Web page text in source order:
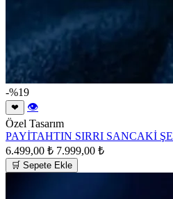
-%19
❤
👁
Özel Tasarım
PAYİTAHTIN SIRRI SANCAKİ
6.499,00 ₺ 7.999,00 ₺
🛒 Sepete Ekle